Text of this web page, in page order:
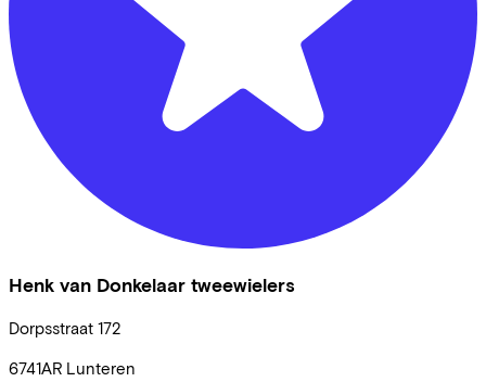
Henk van Donkelaar tweewielers
Dorpsstraat 172
6741AR Lunteren